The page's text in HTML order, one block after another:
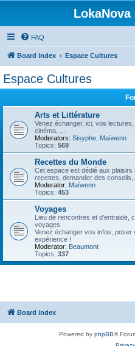
LokaNova
FAQ
Board index Espace Cultures
Espace Cultures
Arts et Littérature
Venez échanger, ici, vos
cinéma, ...
Moderators: Sisyphe Maïwenn
Topics: 569
Recettes du Monde
Cet espace est dédié aux
recettes, demander des conseils,...
Moderator: Maïwenn
Topics: 453
Voyages
Lieu de rencontres et d'entraide,
voyages.
Venez échanger vos infos,
expérience !
Moderator: Beaumont
Topics: 337
Board index
Powered by phpBB®